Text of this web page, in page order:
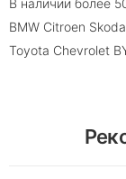
В наличии более
BMW Citroen
Toyota Chevrolet